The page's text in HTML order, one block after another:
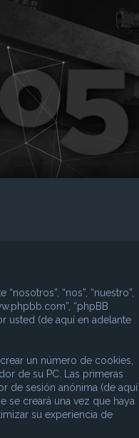
“nos”, “nuestro”,
“phpBB
usted (de aquí en adelante
un número de cookies,
de su PC. Las primeras
de sesión anónima (de aquí
se creará una vez que haya
su experiencia de